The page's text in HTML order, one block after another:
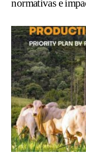
normativas e